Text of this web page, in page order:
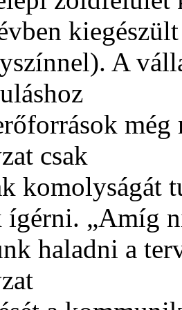
kiegészült
A
csak
komolyságát
ígérni. „Amíg
haladni a